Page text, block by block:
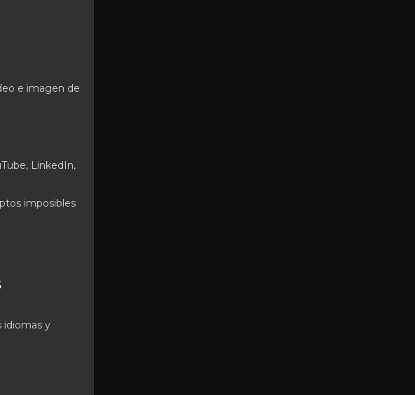
e imagen de
LinkedIn,
imposibles
idiomas y